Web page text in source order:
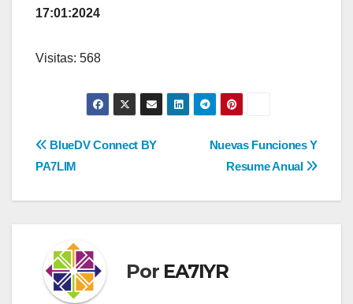
17:01:2024
Visitas: 568
Navegación
Nuevas Funciones Y
Resume Anual
BlueDV Connect BY
PA7LIM
Por EA7IYR